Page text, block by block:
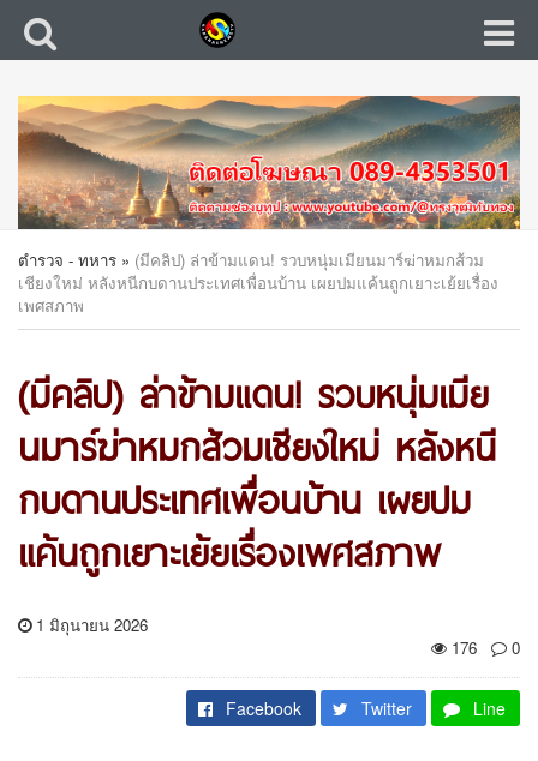
ตำรวจ - ทหาร » (มีคลิป) ล่าข้ามแดน! รวบหนุ่มเมียนมาร์ฆ่าหมกส้วม
เชียงใหม่ หลังหนีกบดานประเทศเพื่อนบ้าน เผยปมแค้นถูกเยาะเย้ยเรื่อง
เพศสภาพ
(มีคลิป) ล่าข้ามแดน! รวบหนุ่มเมีย
นมาร์ฆ่าหมกส้วมเชียงใหม่ หลังหนี
กบดานประเทศเพื่อนบ้าน เผยปม
แค้นถูกเยาะเย้ยเรื่องเพศสภาพ
1 มิถุนายน 2026
176
0
Facebook Twitter Line